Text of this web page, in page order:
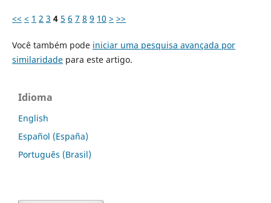
<< < 1 2 3 4 5 6 7 8 9 10 > >>
Você também pode iniciar uma pesquisa avançada por
similaridadepara este artigo.
Idioma
English
Español (España)
Português (Brasil)